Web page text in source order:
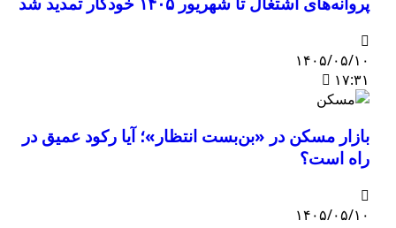
۱۴۰۵/۰۵/۱۰
۱۷:۳۱
بازار مسکن در «بن‌بست انتظار»؛ آیا رکود عمیق در
راه است؟
۱۴۰۵/۰۵/۱۰